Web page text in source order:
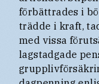
förbättrades i
trädde i kraft,
med vissa
lagstadgade